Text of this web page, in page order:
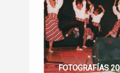
FOTOGRAFÍAS